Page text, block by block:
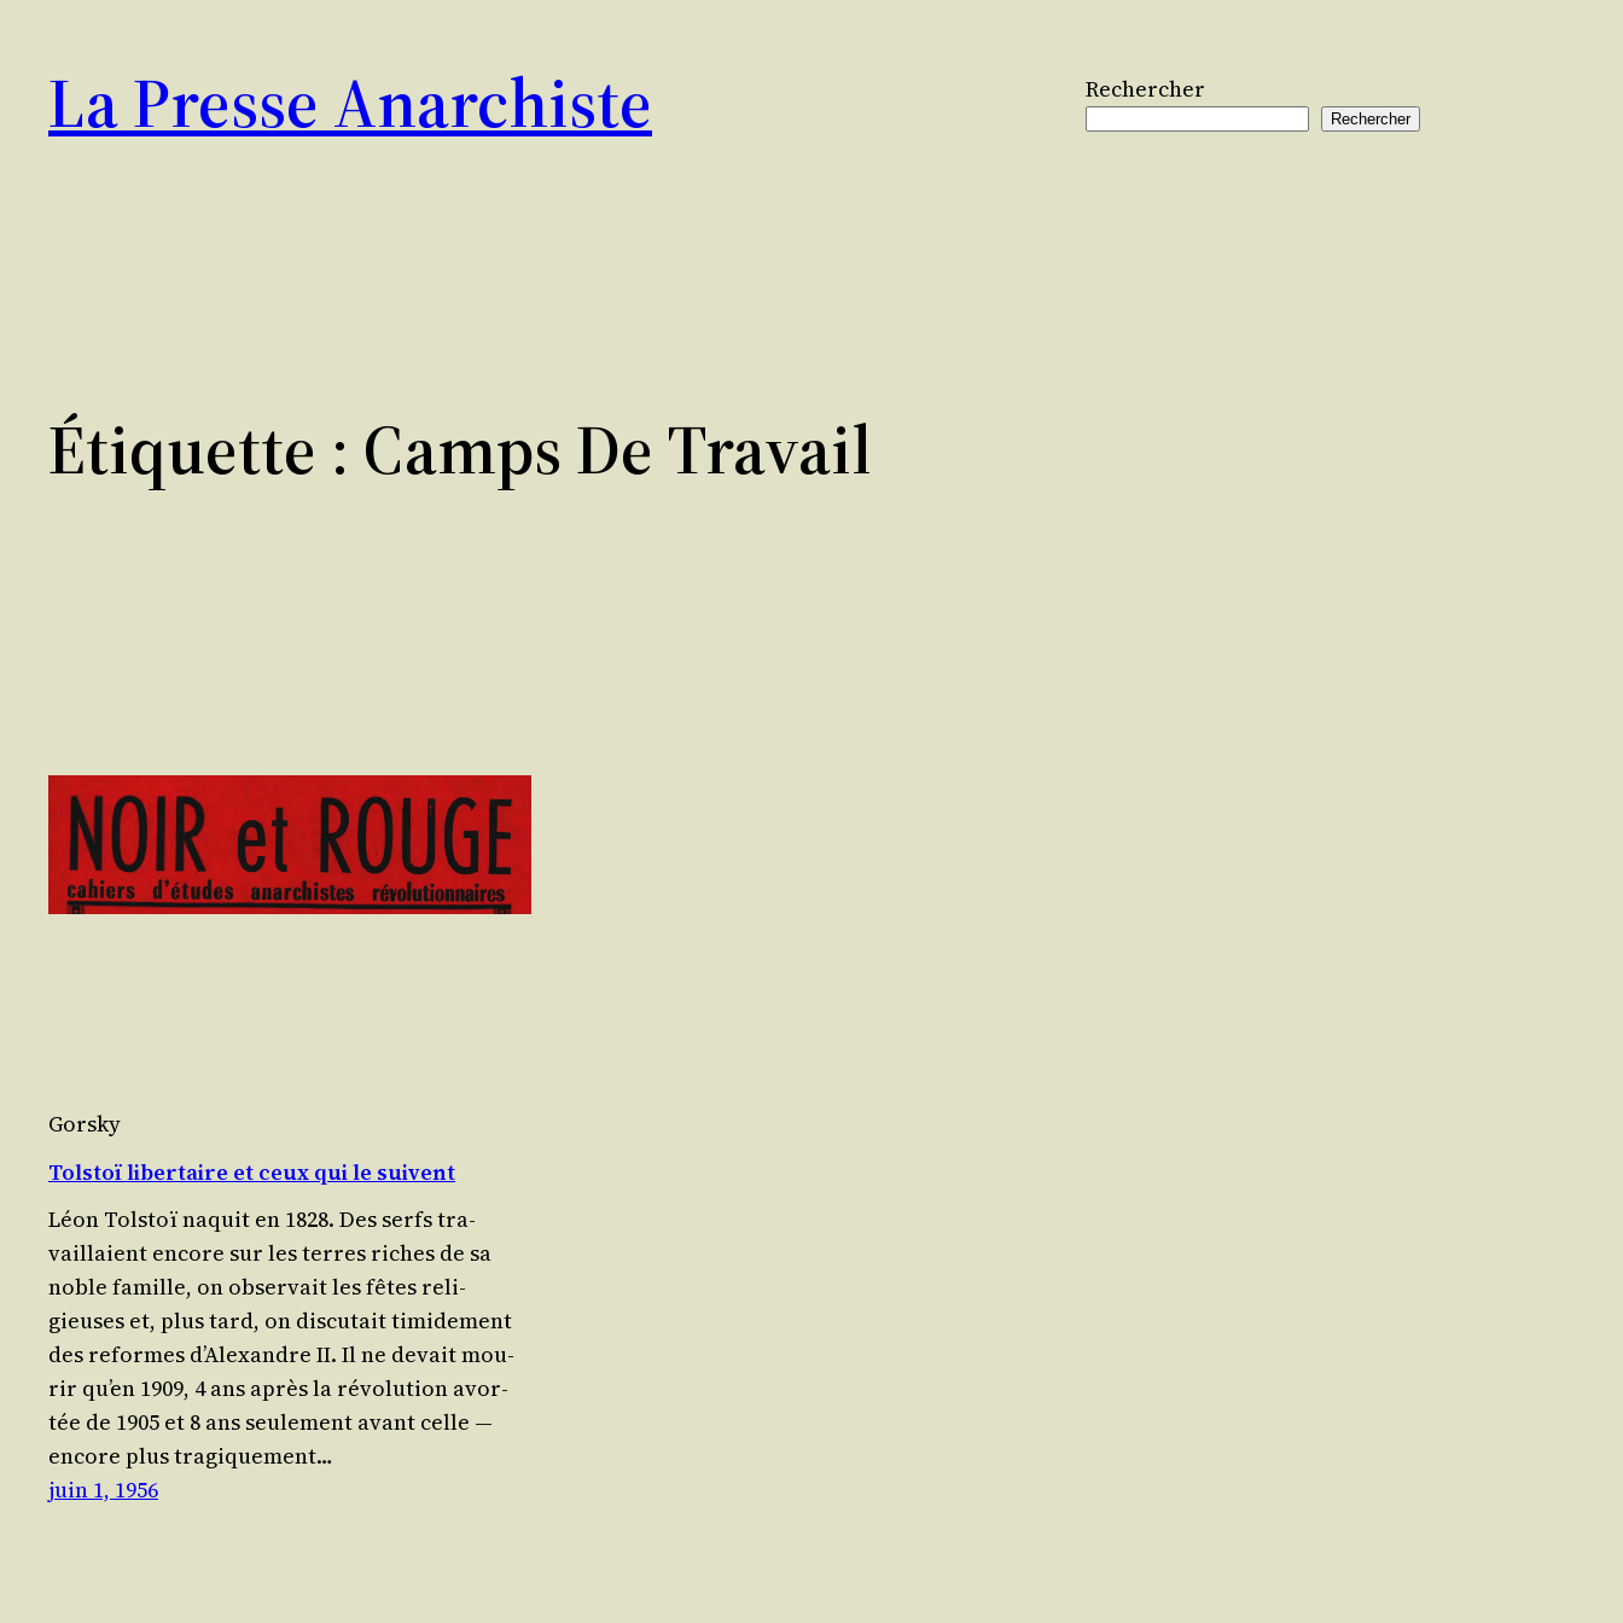
contenu
La Presse Anarchiste Rechercher
Rechercher
Étiquette : Camps De Travail
Gorsky
Tolstoï libertaire et ceux qui le suivent
Léon Tol­stoï naquit en 1828. Des serfs tra­
vaillaient encore sur les terres riches de sa
noble famille, on obser­vait les fêtes reli­
gieuses et, plus tard, on dis­cu­tait timi­de­ment
des reformes d’A­lexandre II. Il ne devait mou­
rir qu’en 1909, 4 ans après la révo­lu­tion avor­
tée de 1905 et 8 ans seule­ment avant celle ―
encore plus tra­gi­que­ment…
juin 1, 1956